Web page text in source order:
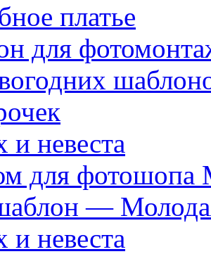
платье
для
невеста
для фотошопа
—
невеста